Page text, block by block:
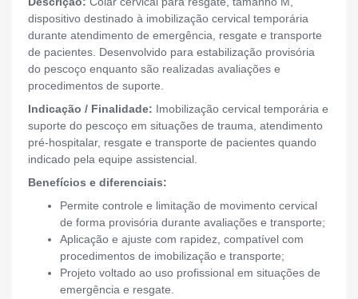
dispositivo destinado à imobilização cervical temporária
durante atendimento de emergência, resgate e transporte
de pacientes. Desenvolvido para estabilização provisória
do pescoço enquanto são realizadas avaliações e
procedimentos de suporte.
Indicação / Finalidade: Imobilização cervical temporária e
suporte do pescoço em situações de trauma, atendimento
pré-hospitalar, resgate e transporte de pacientes quando
indicado pela equipe assistencial.
Benefícios e diferenciais:
Permite controle e limitação de movimento cervical
de forma provisória durante avaliações e transporte;
Aplicação e ajuste com rapidez, compatível com
procedimentos de imobilização e transporte;
Projeto voltado ao uso profissional em situações de
emergência e resgate.